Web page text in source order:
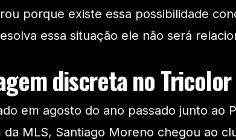
porque existe essa possibilidade
essa situação ele não será
discreta no Tricolor
em agosto do ano passado junto ao
da MLS, Santiago Moreno chegou ao